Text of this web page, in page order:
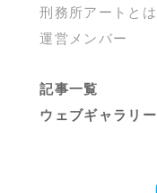
刑務所アートとは
運営メンバー
記事一覧
ウェブギャラリー